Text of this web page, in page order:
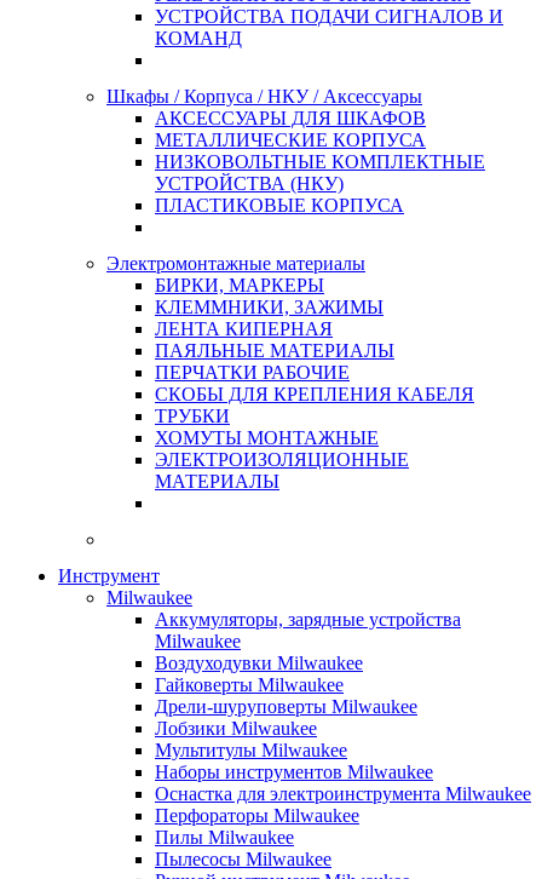
УСТРОЙСТВА ПОДАЧИ СИГНАЛОВ И
КОМАНД
Шкафы / Корпуса / НКУ / Аксессуары
АКСЕССУАРЫ ДЛЯ ШКАФОВ
МЕТАЛЛИЧЕСКИЕ КОРПУСА
НИЗКОВОЛЬТНЫЕ КОМПЛЕКТНЫЕ
УСТРОЙСТВА (НКУ)
ПЛАСТИКОВЫЕ КОРПУСА
Электромонтажные материалы
БИРКИ, МАРКЕРЫ
КЛЕММНИКИ, ЗАЖИМЫ
ЛЕНТА КИПЕРНАЯ
ПАЯЛЬНЫЕ МАТЕРИАЛЫ
ПЕРЧАТКИ РАБОЧИЕ
СКОБЫ ДЛЯ КРЕПЛЕНИЯ КАБЕЛЯ
ТРУБКИ
ХОМУТЫ МОНТАЖНЫЕ
ЭЛЕКТРОИЗОЛЯЦИОННЫЕ
МАТЕРИАЛЫ
Инструмент
Milwaukee
Аккумуляторы, зарядные устройства
Milwaukee
Воздуходувки Milwaukee
Гайковерты Milwaukee
Дрели-шуруповерты Milwaukee
Лобзики Milwaukee
Мультитулы Milwaukee
Наборы инструментов Milwaukee
Оснастка для электроинструмента Milwaukee
Перфораторы Milwaukee
Пилы Milwaukee
Пылесосы Milwaukee